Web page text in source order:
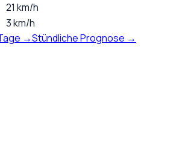
21 km/h
3 km/h
→Stündliche Prognose →